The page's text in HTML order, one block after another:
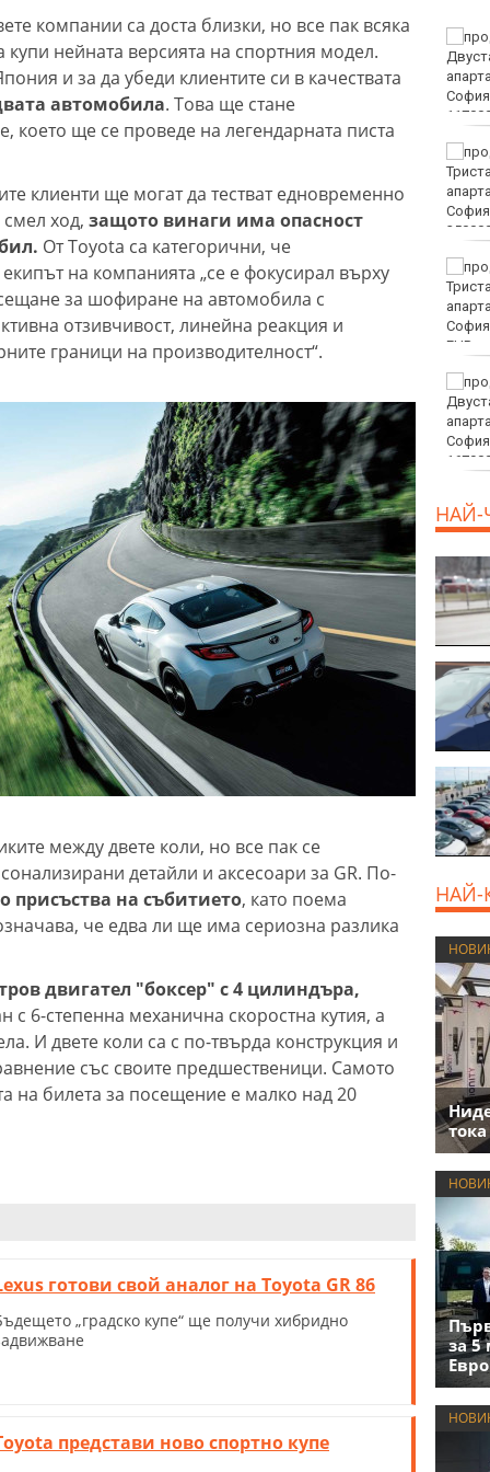
компании са доста близки, но все пак всяка
купи нейната версията на спортния модел.
и за да убеди клиентите си в качествата
автомобила. Това ще стане
което ще се проведе на легендарната писта
клиенти ще могат да тестват едновременно
смел ход, защото винаги има опасност
От Toyota са категорични, че
на компанията „се е фокусирал върху
за шофиране на автомобила с
отзивчивост, линейна реакция и
граници на производителност“.
между двете коли, но все пак се
детайли и аксесоари за GR. По-
присъства на събитието, като поема
че едва ли ще има сериозна разлика
двигател "боксер" с 4 цилиндъра,
с 6-степенна механична скоростна кутия, а
И двете коли са с по-твърда конструкция и
със своите предшественици. Самото
на билета за посещение е малко над 20
готови свой аналог на Toyota GR 86
„градско купе“ ще получи хибридно
представи ново спортно купе
Винисиус Жуниор
преподписа с Реал
(Мадрид)
Тъжна вест! Почина
голямо име в
медицината
долара за унция
EUR
800
НАЙ-
за 5